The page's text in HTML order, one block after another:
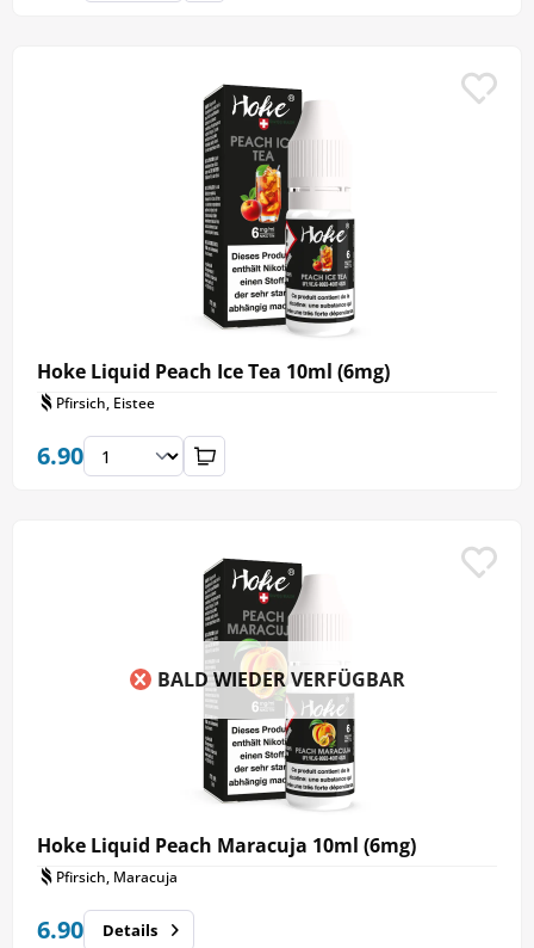
Hoke Liquid Peach Ice Tea 10ml (6mg)
Pfirsich, Eistee
6.90
BALD WIEDER VERFÜGBAR
Hoke Liquid Peach Maracuja 10ml (6mg)
Pfirsich, Maracuja
6.90 Details